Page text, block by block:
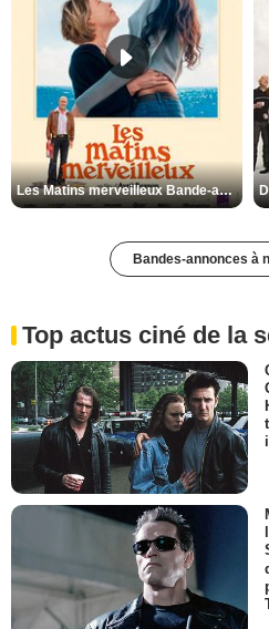
Les Matins merveilleux Bande-annonce VF
Bandes-annonces à
Top actus ciné de la